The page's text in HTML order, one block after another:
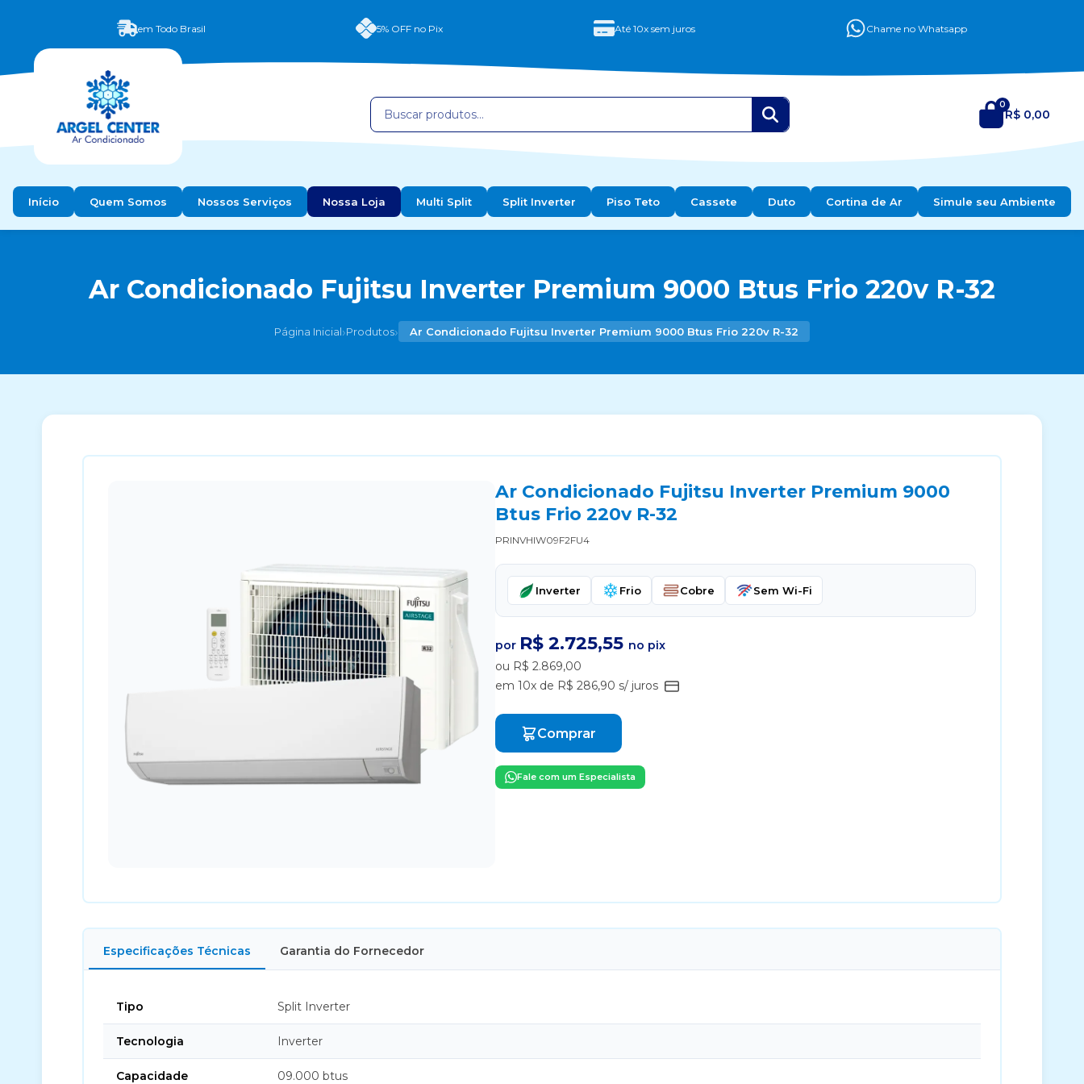
em Todo Brasil 5% OFF no Pix Até 10x sem juros Chame no Whatsapp
0
R$ 0,00
Início Quem Somos Nossos Serviços Nossa Loja Multi Split Split Inverter Piso Teto Cassete Duto Cortina de Ar Simule seu Ambiente
Ar Condicionado Fujitsu Inverter Premium 9000 Btus Frio 220v R-32
Página Inicial›Produtos› Ar Condicionado Fujitsu Inverter Premium 9000 Btus Frio 220v R-32
Ar Condicionado Fujitsu Inverter Premium 9000
Btus Frio 220v R-32
PRINVHIW09F2FU4
Inverter Frio Cobre Sem Wi-Fi
por R$ 2.725,55 no pix
ou R$ 2.869,00
em 10x de R$ 286,90 s/ juros
Comprar
Fale com um Especialista
Especificações Técnicas Garantia do Fornecedor
Tipo Split Inverter
Tecnologia Inverter
Capacidade 09.000 btus